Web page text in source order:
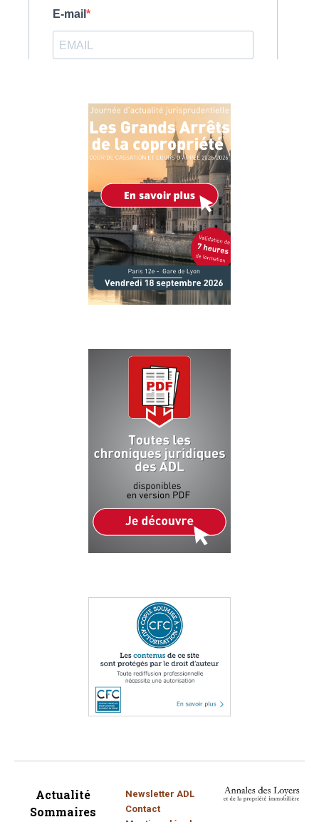
Actualité
Sommaires
Newsletter ADL
Contact